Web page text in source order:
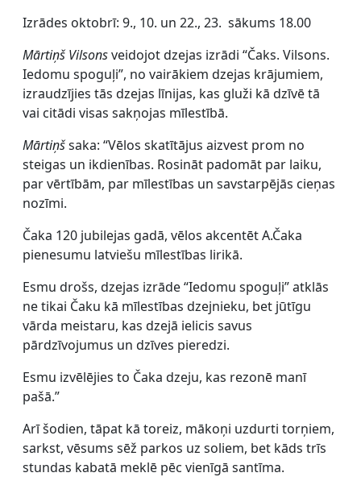
Izrādes oktobrī: 9., 10. un 22., 23. sākums 18.00
Mārtiņš Vilsonsveidojot dzejas izrādi “Čaks. Vilsons.
Iedomu spoguļi”, no vairākiem dzejas krājumiem,
izraudzījies tās dzejas līnijas, kas gluži kā dzīvē tā
vai citādi visas sakņojas mīlestībā.
Mārtiņšsaka: “Vēlos skatītājus aizvest prom no
steigas un ikdienības. Rosināt padomāt par laiku,
par vērtībām, par mīlestības un savstarpējās cieņas
nozīmi.
Čaka 120 jubilejas gadā, vēlos akcentēt A.Čaka
pienesumu latviešu mīlestības lirikā.
Esmu drošs, dzejas izrāde “Iedomu spoguļi” atklās
ne tikai Čaku kā mīlestības dzejnieku, bet jūtīgu
vārda meistaru, kas dzejā ielicis savus
pārdzīvojumus un dzīves pieredzi.
Esmu izvēlējies to Čaka dzeju, kas rezonē manī
pašā.”
Arī šodien, tāpat kā toreiz, mākoņi uzdurti torņiem,
sarkst, vēsums sēž parkos uz soliem, bet kāds trīs
stundas kabatā meklē pēc vienīgā santīma.